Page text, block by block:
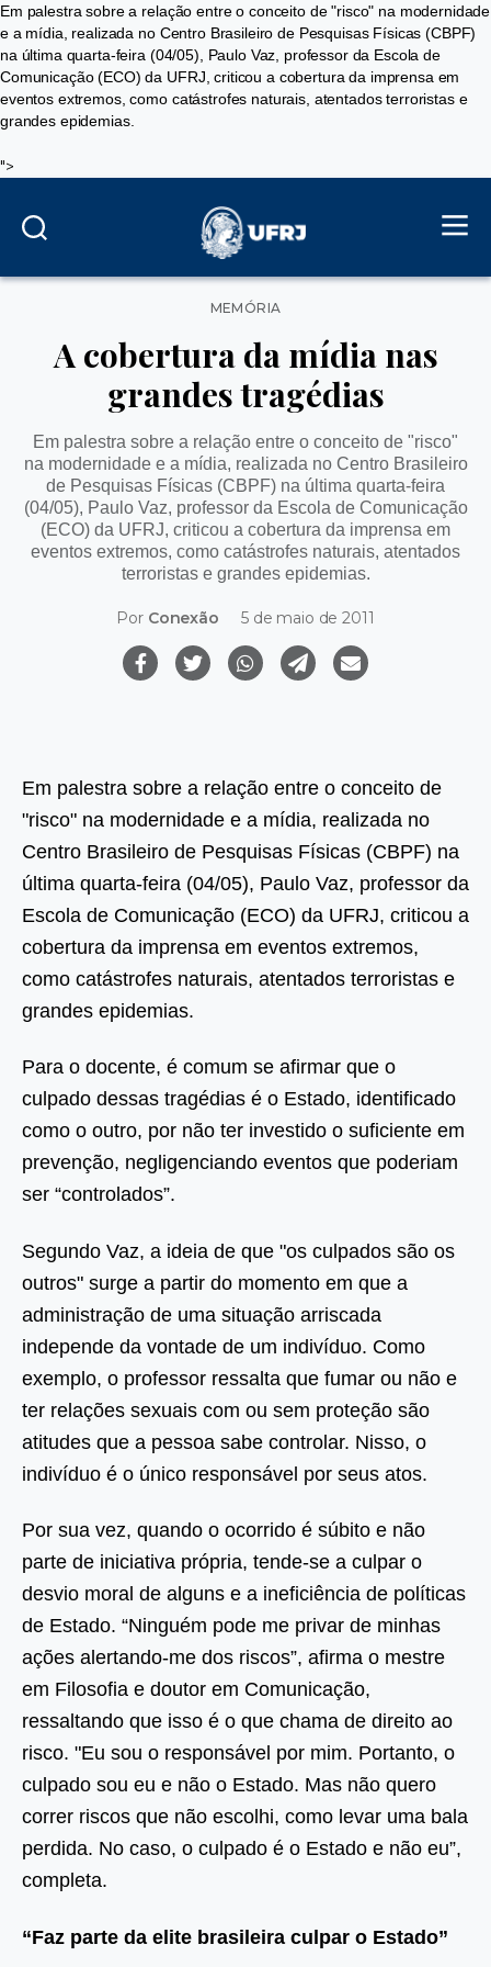
Em palestra sobre a relação entre o conceito de "risco" na modernidade
e a mídia, realizada no Centro Brasileiro de Pesquisas Físicas (CBPF)
na última quarta-feira (04/05), Paulo Vaz, professor da Escola de
Comunicação (ECO) da UFRJ, criticou a cobertura da imprensa em
eventos extremos, como catástrofes naturais, atentados terroristas e
grandes epidemias.
">
Categorias
MEMÓRIA
A cobertura da mídia nas
grandes tragédias
Em palestra sobre a relação entre o conceito de "risco"
na modernidade e a mídia, realizada no Centro Brasileiro
de Pesquisas Físicas (CBPF) na última quarta-feira
(04/05), Paulo Vaz, professor da Escola de Comunicação
(ECO) da UFRJ, criticou a cobertura da imprensa em
eventos extremos, como catástrofes naturais, atentados
terroristas e grandes epidemias.
Por Conexão 5 de maio de 2011
Em palestra sobre a relação entre o conceito de
"risco" na modernidade e a mídia, realizada no
Centro Brasileiro de Pesquisas Físicas (CBPF) na
última quarta-feira (04/05), Paulo Vaz, professor da
Escola de Comunicação (ECO) da UFRJ, criticou a
cobertura da imprensa em eventos extremos,
como catástrofes naturais, atentados terroristas e
grandes epidemias.
Para o docente, é comum se afirmar que o
culpado dessas tragédias é o Estado, identificado
como o outro, por não ter investido o suficiente em
prevenção, negligenciando eventos que poderiam
ser “controlados”.
Segundo Vaz, a ideia de que "os culpados são os
outros" surge a partir do momento em que a
administração de uma situação arriscada
independe da vontade de um indivíduo. Como
exemplo, o professor ressalta que fumar ou não e
ter relações sexuais com ou sem proteção são
atitudes que a pessoa sabe controlar. Nisso, o
indivíduo é o único responsável por seus atos.
Por sua vez, quando o ocorrido é súbito e não
parte de iniciativa própria, tende-se a culpar o
desvio moral de alguns e a ineficiência de políticas
de Estado. “Ninguém pode me privar de minhas
ações alertando-me dos riscos”, afirma o mestre
em Filosofia e doutor em Comunicação,
ressaltando que isso é o que chama de direito ao
risco. "Eu sou o responsável por mim. Portanto, o
culpado sou eu e não o Estado. Mas não quero
correr riscos que não escolhi, como levar uma bala
perdida. No caso, o culpado é o Estado e não eu”,
completa.
“Faz parte da elite brasileira culpar o Estado”